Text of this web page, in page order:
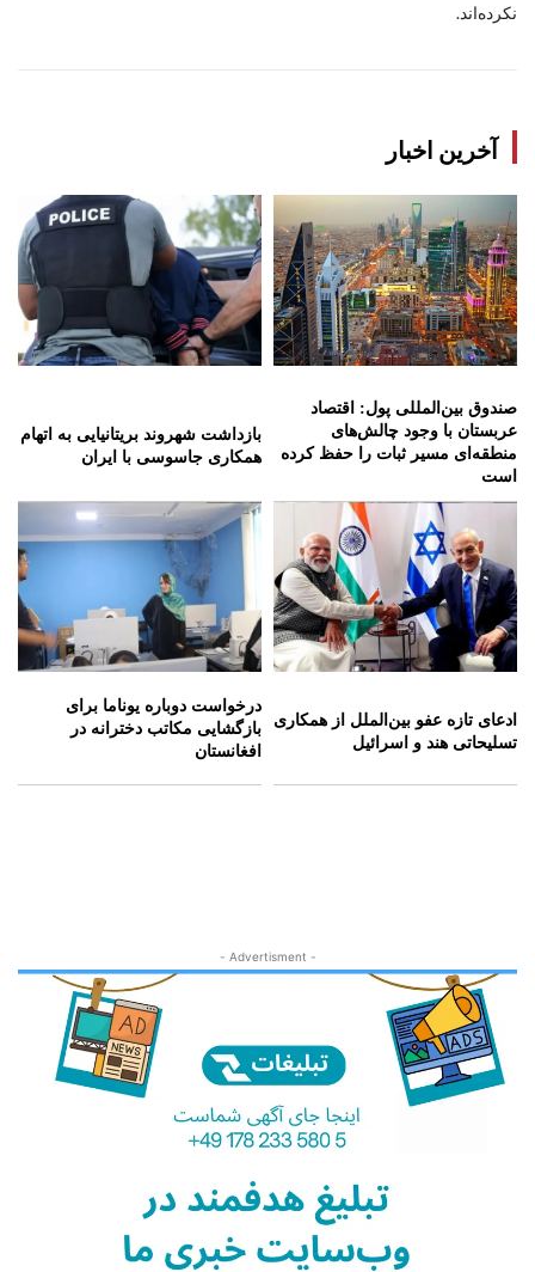
نکرده‌اند.
آخرین اخبار
صندوق بین‌المللی پول: اقتصاد
عربستان با وجود چالش‌های
منطقه‌ای مسیر ثبات را حفظ کرده
است
بازداشت شهروند بریتانیایی به اتهام
همکاری جاسوسی با ایران
ادعای تازه عفو بین‌الملل از همکاری
تسلیحاتی هند و اسرائیل
درخواست دوباره یوناما برای
بازگشایی مکاتب دخترانه در
افغانستان
- Advertisment -